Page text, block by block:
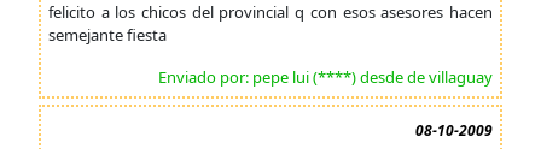
felicito a los chicos del provincial q con esos asesores hacen
semejante fiesta
Enviado por: pepe lui (****) desde de villaguay
08-10-2009